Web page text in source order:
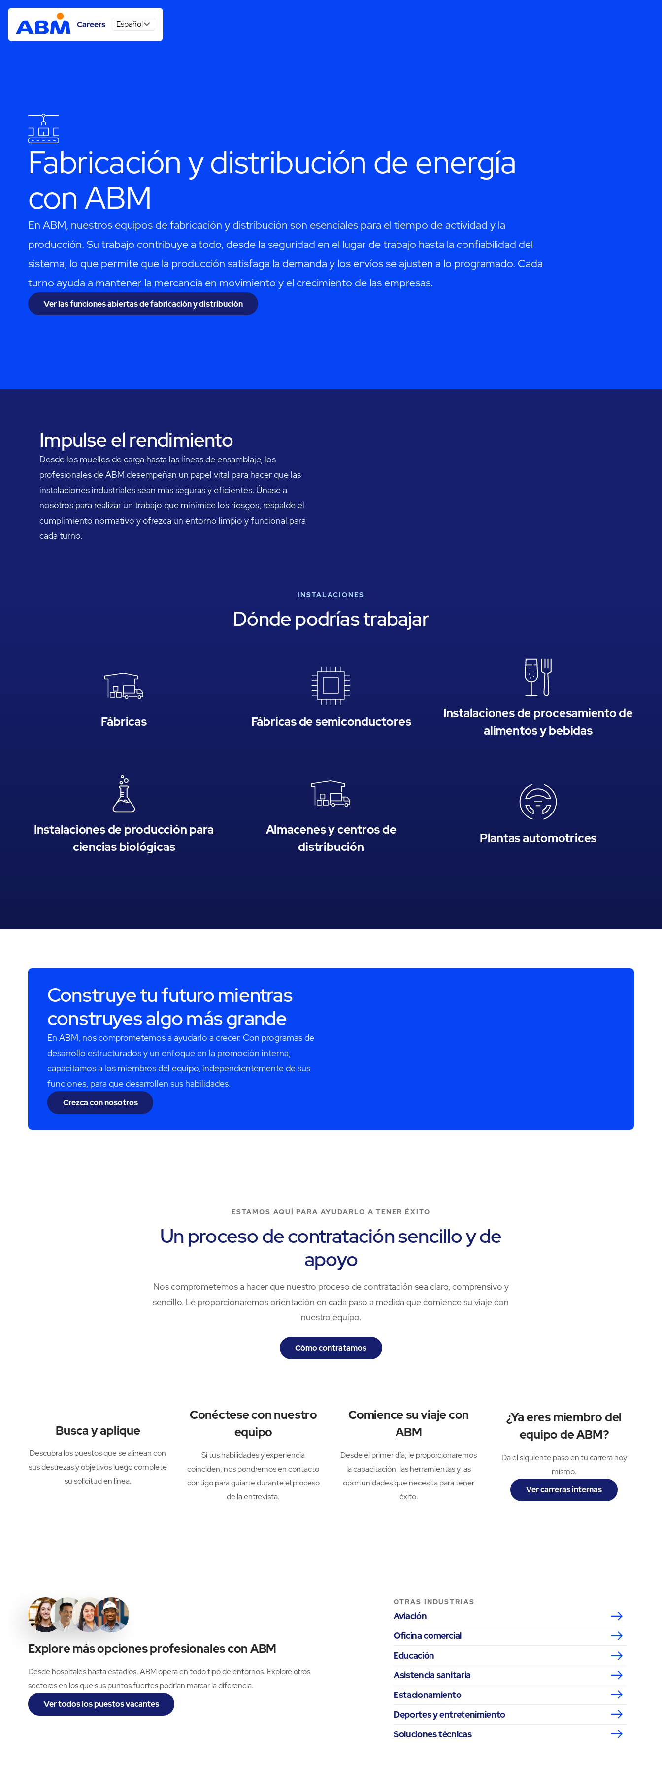
Careers Español
Fabricación y distribución de energía
con ABM
En ABM, nuestros equipos de fabricación y distribución son esenciales para el tiempo de actividad y la
producción. Su trabajo contribuye a todo, desde la seguridad en el lugar de trabajo hasta la confiabilidad del
sistema, lo que permite que la producción satisfaga la demanda y los envíos se ajusten a lo programado. Cada
turno ayuda a mantener la mercancía en movimiento y el crecimiento de las empresas.
Ver las funciones abiertas de fabricación y distribución
Impulse el rendimiento
Desde los muelles de carga hasta las líneas de ensamblaje, los
profesionales de ABM desempeñan un papel vital para hacer que las
instalaciones industriales sean más seguras y eficientes. Únase a
nosotros para realizar un trabajo que minimice los riesgos, respalde el
cumplimiento normativo y ofrezca un entorno limpio y funcional para
cada turno.
INSTALACIONES
Dónde podrías trabajar
Fábricas Fábricas de semiconductores
Instalaciones de procesamiento de
alimentos y bebidas
Instalaciones de producción para
ciencias biológicas
Almacenes y centros de
distribución
Plantas automotrices
Construye tu futuro mientras
construyes algo más grande
En ABM, nos comprometemos a ayudarlo a crecer. Con programas de
desarrollo estructurados y un enfoque en la promoción interna,
capacitamos a los miembros del equipo, independientemente de sus
funciones, para que desarrollen sus habilidades.
Crezca con nosotros
ESTAMOS AQUÍ PARA AYUDARLO A TENER ÉXITO
Un proceso de contratación sencillo y de
apoyo
Nos comprometemos a hacer que nuestro proceso de contratación sea claro, comprensivo y
sencillo. Le proporcionaremos orientación en cada paso a medida que comience su viaje con
nuestro equipo.
Cómo contratamos
Busca y aplique
Descubra los puestos que se alinean con
sus destrezas y objetivos luego complete
su solicitud en línea.
Conéctese con nuestro
equipo
Si tus habilidades y experiencia
coinciden, nos pondremos en contacto
contigo para guiarte durante el proceso
de la entrevista.
Comience su viaje con
ABM
Desde el primer día, le proporcionaremos
la capacitación, las herramientas y las
oportunidades que necesita para tener
éxito.
¿Ya eres miembro del
equipo de ABM?
Da el siguiente paso en tu carrera hoy
mismo.
Ver carreras internas
Explore más opciones profesionales con ABM
Desde hospitales hasta estadios, ABM opera en todo tipo de entornos. Explore otros
sectores en los que sus puntos fuertes podrían marcar la diferencia.
Ver todos los puestos vacantes
OTRAS INDUSTRIAS
Aviación
Oficina comercial
Educación
Asistencia sanitaria
Estacionamiento
Deportes y entretenimiento
Soluciones técnicas